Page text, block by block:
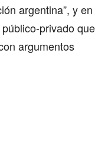
argentina”, y en
privado que
argumentos